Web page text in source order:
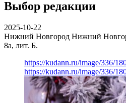
Выбор редакции
2025-10-22
Нижний Новгород Нижний
8а, лит. Б.
https://kudann.ru/image/336/
https://kudann.ru/image/336/